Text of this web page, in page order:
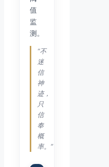
值
监
测。
“不
迷
信
神
迹，
只
信
奉
概
率。”